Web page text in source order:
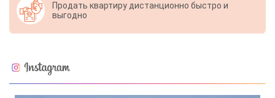
Продать квартиру дистанционно быстро и
выгодно